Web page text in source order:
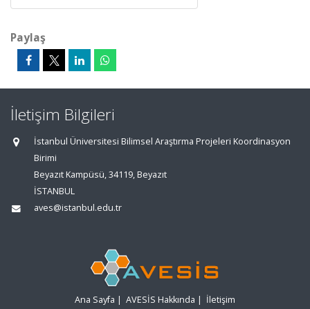
Paylaş
İletişim Bilgileri
İstanbul Üniversitesi Bilimsel Araştırma Projeleri Koordinasyon
Birimi
Beyazıt Kampüsü, 34119, Beyazıt
İSTANBUL
aves@istanbul.edu.tr
Ana Sayfa | AVESİS Hakkında | İletişim